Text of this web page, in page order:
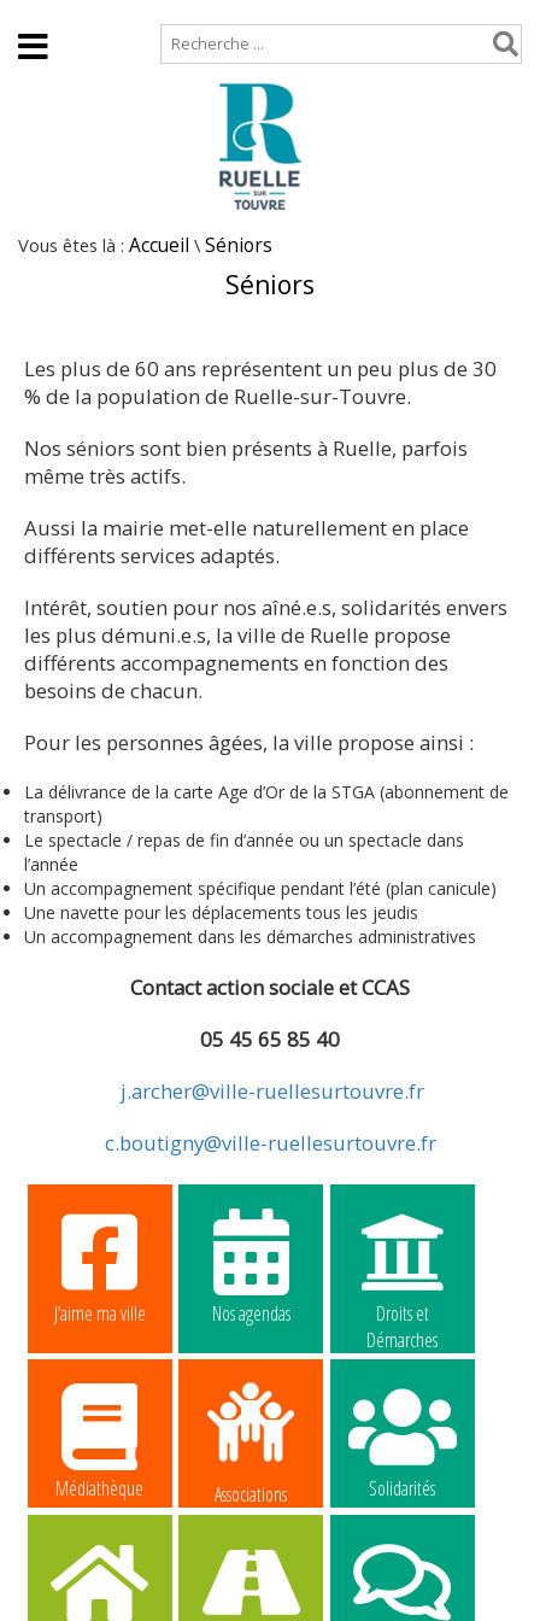
Vous êtes là : Accueil \ Séniors
Séniors
Les plus de 60 ans représentent un peu plus de 30
% de la population de Ruelle-sur-Touvre.
Nos séniors sont bien présents à Ruelle, parfois
même très actifs.
Aussi la mairie met-elle naturellement en place
différents services adaptés.
Intérêt, soutien pour nos aîné.e.s, solidarités envers
les plus démuni.e.s, la ville de Ruelle propose
différents accompagnements en fonction des
besoins de chacun.
Pour les personnes âgées, la ville propose ainsi :
La délivrance de la carte Age d’Or de la STGA (abonnement de
transport)
Le spectacle / repas de fin d’année ou un spectacle dans
l’année
Un accompagnement spécifique pendant l’été (plan canicule)
Une navette pour les déplacements tous les jeudis
Un accompagnement dans les démarches administratives
Contact action sociale et CCAS
05 45 65 85 40
j.archer@ville-ruellesurtouvre.fr
c.boutigny@ville-ruellesurtouvre.fr
J’aime ma ville Nos agendas
Droits et
Démarches
Médiathèque Associations Solidarités